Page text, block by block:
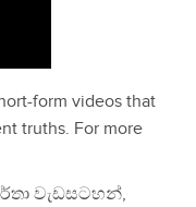
form videos that
truths. For more
වැඩසටහන්,